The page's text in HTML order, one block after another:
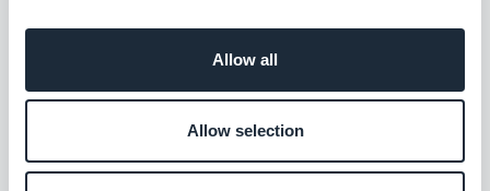
Allow all
Allow selection